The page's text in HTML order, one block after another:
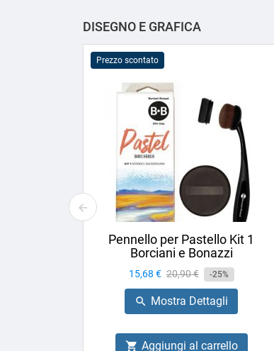
DISEGNO E GRAFICA
Prezzo scontato
Pennello per Pastello Kit 1
Borciani e Bonazzi
Prezzo
15,68 € Prezzo
base
20,90 € -25%
 Mostra Dettagli
 Aggiungi al carrello